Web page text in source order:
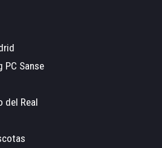
PC Sanse
del Real